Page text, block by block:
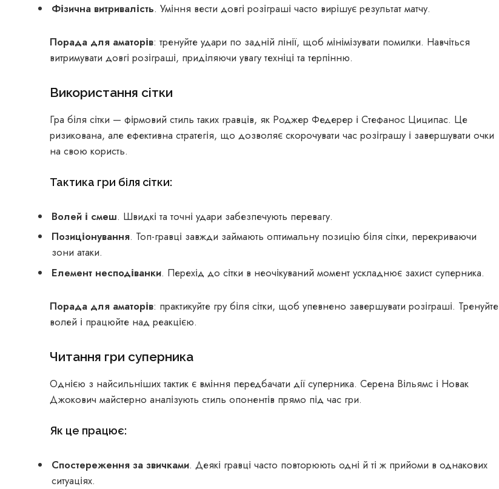
Фізична витривалість. Уміння вести довгі розіграші часто вирішує результат матчу.
Порада для аматорів: тренуйте удари по задній лінії, щоб мінімізувати помилки. Навчіться
витримувати довгі розіграші, приділяючи увагу техніці та терпінню.
Використання сітки
Гра біля сітки — фірмовий стиль таких гравців, як Роджер Федерер і Стефанос Циципас. Це
ризикована, але ефективна стратегія, що дозволяє скорочувати час розіграшу і завершувати очки
на свою користь.
Тактика гри біля сітки:
Волей і смеш. Швидкі та точні удари забезпечують перевагу.
Позиціонування. Топ-гравці завжди займають оптимальну позицію біля сітки, перекриваючи
зони атаки.
Елемент несподіванки. Перехід до сітки в неочікуваний момент ускладнює захист суперника.
Порада для аматорів: практикуйте гру біля сітки, щоб упевнено завершувати розіграші. Тренуйте
волей і працюйте над реакцією.
Читання гри суперника
Однією з найсильніших тактик є вміння передбачати дії суперника. Серена Вільямс і Новак
Джокович майстерно аналізують стиль опонентів прямо під час гри.
Як це працює:
Спостереження за звичками. Деякі гравці часто повторюють одні й ті ж прийоми в однакових
ситуаціях.